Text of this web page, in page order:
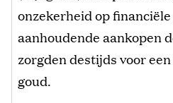
onzekerheid op
aanhoudende aankopen
zorgden destijds voor
goud.